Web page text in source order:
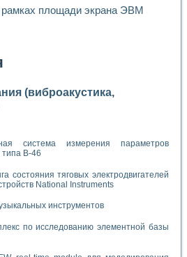
рамках площади экрана ЭВМ
(виброакустика,
система измерения параметров
типа В-46
состояния тяговых электродвигателей
National Instruments
инструментов
по исследованию элементной базы